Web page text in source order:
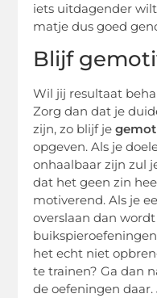
iets uitdagender
matje dus goed
Blijf
Wil jij resultaat
Zorg dan dat je
zijn, zo blijf je
opgeven. Als je
onhaalbaar zijn zul
dat het geen zin
motiverend. Als je
overslaan dan
het echt niet
te trainen? Ga dan
de oefeningen